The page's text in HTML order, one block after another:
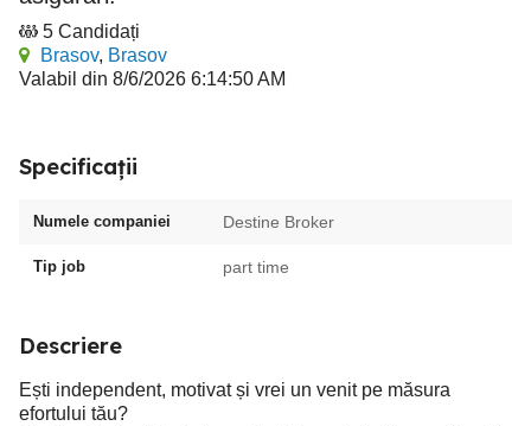
5 Candidați
Brasov, Brasov
Valabil din 8/6/2026 6:14:50 AM
Specificații
Numele companiei Destine Broker
Tip job part time
Descriere
Ești independent, motivat și vrei un venit pe măsura
efortului tău?